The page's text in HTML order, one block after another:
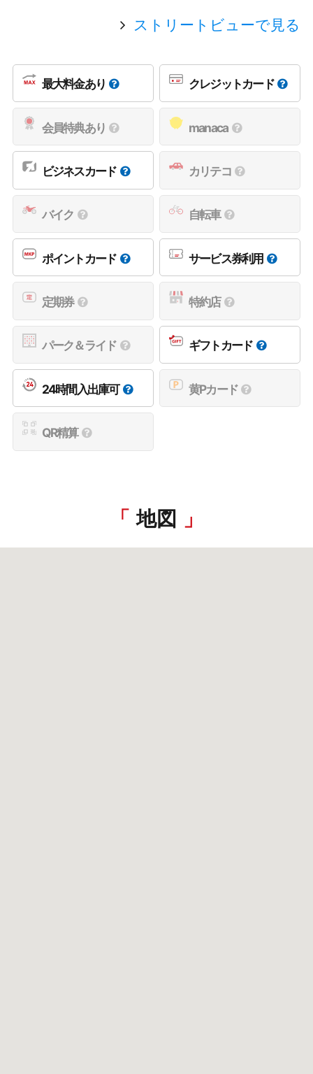
ストリートビューで見る
最大料金あり クレジットカード
会員特典あり manaca
ビジネスカード カリテコ
バイク 自転車
ポイントカード サービス券利用
定期券 特約店
パーク＆ライド ギフトカード
24時間入出庫可 黄Pカード
QR精算
地図